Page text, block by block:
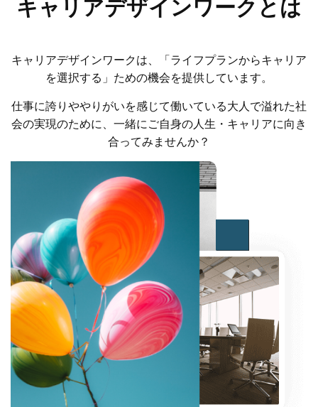
キャリアデザインワークとは
キャリアデザインワークは、「ライフプランからキャリア
を選択する」ための機会を提供しています。
仕事に誇りややりがいを感じて働いている大人で溢れた社
会の実現のために、一緒にご自身の人生・キャリアに向き
合ってみませんか？